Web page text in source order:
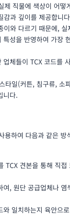
직물에 색상이 어떻
감과 깊이를 제공합니
와 다르기 때문에,
성을 반영하여 가장
체들이 TCX 코드를
타일(커튼, 침구류, 소
니다.
하여 다음과 같은 방
TCX 견본을 통해 직접
, 원단 공급업체나
일치하는지 육안으